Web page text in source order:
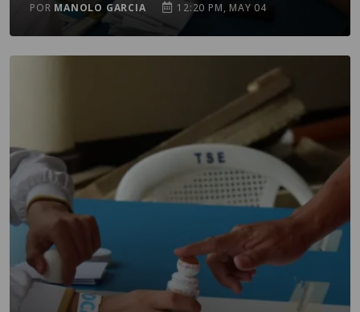
POR MANOLO GARCIA 12:20 PM, MAY 04